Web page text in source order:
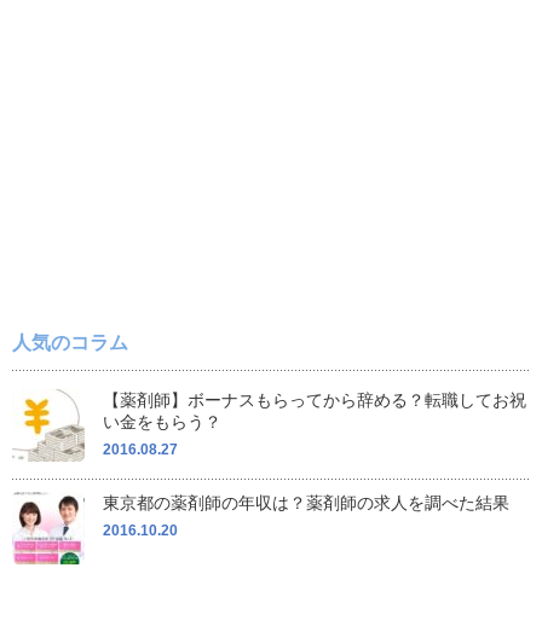
人気のコラム
【薬剤師】ボーナスもらってから辞める？転職してお祝
い金をもらう？
2016.08.27
東京都の薬剤師の年収は？薬剤師の求人を調べた結果
2016.10.20